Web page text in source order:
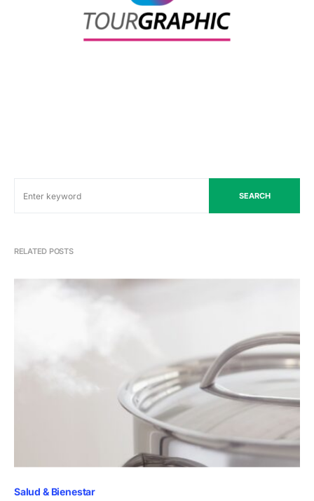
SEARCH
RELATED POSTS
Salud & Bienestar